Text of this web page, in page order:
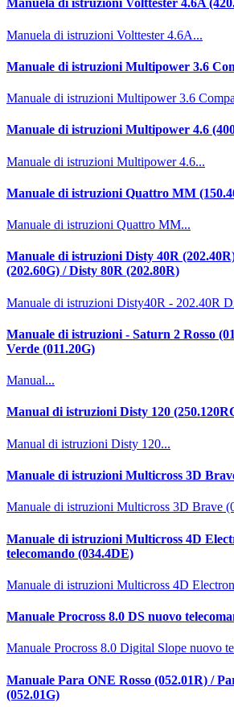
Manuela di istruzioni Volttester 4.6A
Manuela di istruzioni Volttester 4.6A...
Manuale di istruzioni Multipower 3.6
Manuale di istruzioni Multipower 3.6
Manuale di istruzioni Multipower 4.6
Manuale di istruzioni Multipower 4.6...
Manuale di istruzioni Quattro MM
Manuale di istruzioni Quattro MM...
Manuale di istruzioni Disty 40R
(202.60G) / Disty 80R (202.80R)
Manuale di istruzioni Disty40R - 202.40R
Manuale di istruzioni - Saturn 2 Rosso
Verde (011.20G)
Manual...
Manual di istruzioni Disty 120
Manual di istruzioni Disty 120...
Manuale di istruzioni Multicross 3D
Manuale di istruzioni Multicross 3D Brave
Manuale di istruzioni Multicross 4D
telecomando (034.4DE)
Manuale di istruzioni Multicross 4D
Manuale Procross 8.0 DS nuovo
Manuale Procross 8.0 Digital Slope nuovo
Manuale Para ONE Rosso (052.01R) /
(052.01G)